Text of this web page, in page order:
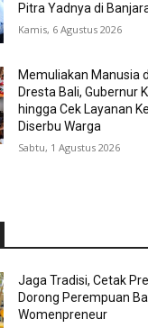
Pitra Yadnya di
Kamis, 6 Agustus 2026
Memuliakan Manusia
Dresta Bali, Gubernur
hingga Cek Layanan
Diserbu Warga
Sabtu, 1 Agustus 2026
Jaga Tradisi, Cetak
Dorong Perempuan
Womenpreneur